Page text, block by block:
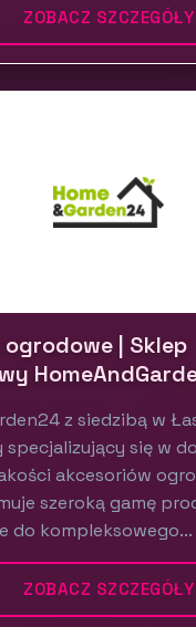
ZOBACZ SZCZEGÓŁY
| Sklep
z siedzibą w
się w
akcesoriów
szeroką gamę
do kompleksowego...
ZOBACZ SZCZEGÓŁY